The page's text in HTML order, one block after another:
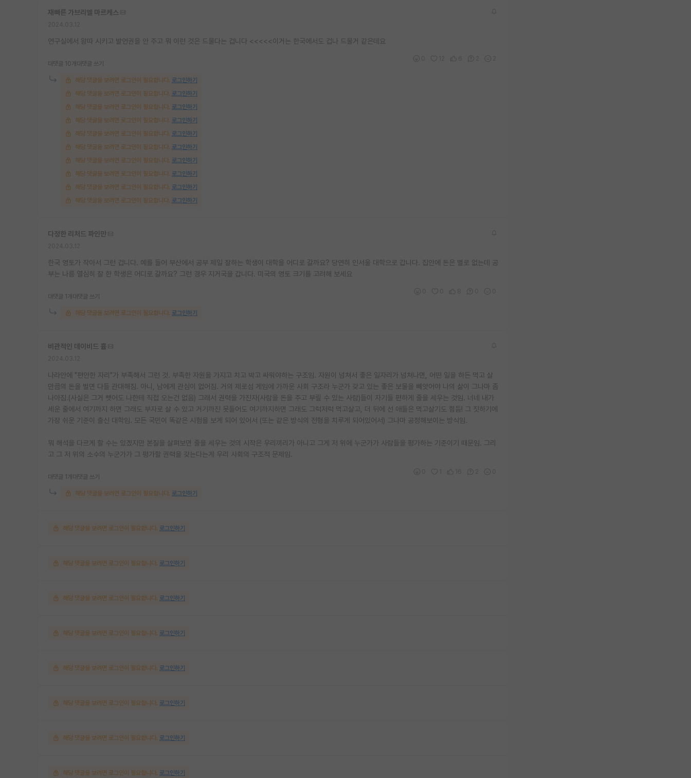
재빠른 가브리엘 마르케스
연구실에서 왕따 시키고 발언권을 안 주고 뭐 이런 것은 드물다는 겁니다 <<<<<이거는 한국에서도 겁나 드물거 같은데요
대댓글 10개 대댓글 쓰기
해당 댓글을 보려면 로그인이 필요합니다. 로그인하기
해당 댓글을 보려면 로그인이 필요합니다. 로그인하기
해당 댓글을 보려면 로그인이 필요합니다. 로그인하기
해당 댓글을 보려면 로그인이 필요합니다. 로그인하기
해당 댓글을 보려면 로그인이 필요합니다. 로그인하기
해당 댓글을 보려면 로그인이 필요합니다. 로그인하기
해당 댓글을 보려면 로그인이 필요합니다. 로그인하기
해당 댓글을 보려면 로그인이 필요합니다. 로그인하기
해당 댓글을 보려면 로그인이 필요합니다. 로그인하기
해당 댓글을 보려면 로그인이 필요합니다. 로그인하기
다정한 리처드 파인만
한국 영토가 작아서 그런 겁니다. 예를 들어 부산에서 공부 제일 잘하는 학생이 대학을 어디로 갈까요? 당연히 인서울 대학으로 갑니다. 집안에 돈은 별로 없는데 공
부는 나름 열심히 잘 한 학생은 어디로 갈까요? 그런 경우 지거국을 갑니다. 미국의 영토 크기를 고려해 보세요
대댓글 1개 대댓글 쓰기
해당 댓글을 보려면 로그인이 필요합니다. 로그인하기
비관적인 데이비드 흄
나라안에 "편안한 자리"가 부족해서 그런 것. 부족한 자원을 가지고 치고 박고 싸워야하는 구조임. 자원이 넘쳐서 좋은 일자리가 넘쳐나면, 어떤 일을 하든 먹고 살
만큼의 돈을 벌면 다들 관대해짐. 아니, 남에게 관심이 없어짐. 거의 제로섬 게임에 가까운 사회 구조라 누군가 갖고 있는 좋은 보물을 빼앗어야 나의 삶이 그나마 좀
나아짐.(사실은 그거 뺏어도 나한테 직접 오는건 없음) 그래서 권력을 가진자(사람을 돈을 주고 부릴 수 있는 사람)들이 자기들 편하게 줄을 세우는 것임. 너네 내가
세운 줄에서 여기까지 하면 그래도 부자로 살 수 있고 거기까진 못들어도 여기까지하면 그래도 그럭저럭 먹고살고, 더 뒤에 선 애들은 먹고살기도 힘듬! 그 짓하기에
가장 쉬운 기준이 출신 대학임. 모든 국민이 똑같은 시험을 보게 되어 있어서 (또는 같은 방식의 전형을 치루게 되어있어서) 그나마 공정해보이는 방식임.
뭐 해석을 다르게 할 수는 있겠지만 본질을 살펴보면 줄을 세우는 것의 시작은 우리끼리가 아니고 그게 저 위에 누군가가 사람들을 평가하는 기준이기 때문임. 그리
고 그 저 위의 소수의 누군가가 그 평가할 권력을 갖는다는게 우리 사회의 구조적 문제임.
대댓글 1개 대댓글 쓰기
해당 댓글을 보려면 로그인이 필요합니다. 로그인하기
해당 댓글을 보려면 로그인이 필요합니다. 로그인하기
해당 댓글을 보려면 로그인이 필요합니다. 로그인하기
해당 댓글을 보려면 로그인이 필요합니다. 로그인하기
해당 댓글을 보려면 로그인이 필요합니다. 로그인하기
해당 댓글을 보려면 로그인이 필요합니다. 로그인하기
해당 댓글을 보려면 로그인이 필요합니다. 로그인하기
해당 댓글을 보려면 로그인이 필요합니다. 로그인하기
해당 댓글을 보려면 로그인이 필요합니다. 로그인하기